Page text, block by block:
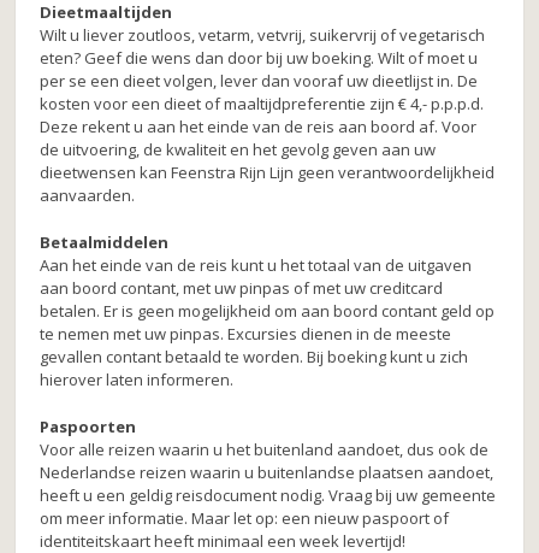
Dieetmaaltijden
Wilt u liever zoutloos, vetarm, vetvrij, suikervrij of vegetarisch
eten? Geef die wens dan door bij uw boeking. Wilt of moet u
per se een dieet volgen, lever dan vooraf uw dieetlijst in. De
kosten voor een dieet of maaltijdpreferentie zijn € 4,- p.p.p.d.
Deze rekent u aan het einde van de reis aan boord af. Voor
de uitvoering, de kwaliteit en het gevolg geven aan uw
dieetwensen kan Feenstra Rijn Lijn geen verantwoordelijkheid
aanvaarden.
Betaalmiddelen
Aan het einde van de reis kunt u het totaal van de uitgaven
aan boord contant, met uw pinpas of met uw creditcard
betalen. Er is geen mogelijkheid om aan boord contant geld op
te nemen met uw pinpas. Excursies dienen in de meeste
gevallen contant betaald te worden. Bij boeking kunt u zich
hierover laten informeren.
Paspoorten
Voor alle reizen waarin u het buitenland aandoet, dus ook de
Nederlandse reizen waarin u buitenlandse plaatsen aandoet,
heeft u een geldig reisdocument nodig. Vraag bij uw gemeente
om meer informatie. Maar let op: een nieuw paspoort of
identiteitskaart heeft minimaal een week levertijd!